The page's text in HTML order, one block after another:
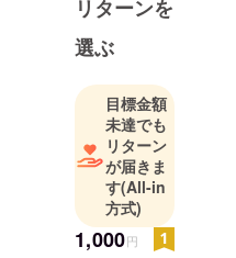
リターンを
選ぶ
目標金額
未達でも
リターン
が届きま
す(All-in
方式)
1,000円